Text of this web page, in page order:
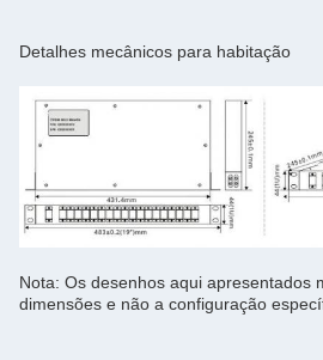
Detalhes mecânicos para habitação
Nota: Os desenhos aqui apresentados
dimensões e não a configuração